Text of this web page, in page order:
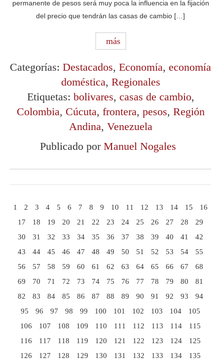
permanente de pesos será muy poca la influencia en la fijación
del precio que tendrán las casas de cambio […]
más
Categorías: Destacados, Economía, economía
doméstica, Regionales
Etiquetas: bolivares, casas de cambio,
Colombia, Cúcuta, frontera, pesos, Región
Andina, Venezuela
Publicado por Manuel Nogales
1 2 3 4 5 6 7 8 9 10 11 12 13 14 15
16
17
18 19 20 21 22 23 24 25 26 27 28
29
30
31 32 33 34 35 36 37 38 39 40 41
42
43
44 45 46 47 48 49 50 51 52 53 54
55
56
57 58 59 60 61 62 63 64 65 66 67
68
69
70 71 72 73 74 75 76 77 78 79 80
81
82
83 84 85 86 87 88 89 90 91 92 93
94
95
96 97 98 99 100 101 102 103 104
105
106
107 108 109 110 111 112 113 114
115
116
117 118 119 120 121 122 123 124
125
126
127 128 129 130 131 132 133 134
135